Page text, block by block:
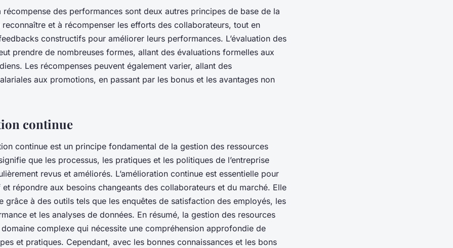
récompense des performances sont deux autres principes de base de la
reconnaître et à récompenser les efforts des collaborateurs, tout en
constructifs pour améliorer leurs performances. L’évaluation des
prendre de nombreuses formes, allant des évaluations formelles aux
Les récompenses peuvent également varier, allant des
aux promotions, en passant par les bonus et les avantages non
continue
continue est un principe fondamental de la gestion des ressources
que les processus, les pratiques et les politiques de l’entreprise
revus et améliorés. L’amélioration continue est essentielle pour
répondre aux besoins changeants des collaborateurs et du marché. Elle
grâce à des outils tels que les enquêtes de satisfaction des employés, les
et les analyses de données. En résumé, la gestion des resources
domaine complexe qui nécessite une compréhension approfondie de
et pratiques. Cependant, avec les bonnes connaissances et les bons